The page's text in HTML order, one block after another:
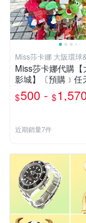
Miss莎卡娜 大阪環球&
士尼代購
Miss莎卡娜代購【
影城】〔預購﹞任
瑪利歐 路易吉 耀
碧姬公主 無敵星星
$500 - $
近期銷量7件